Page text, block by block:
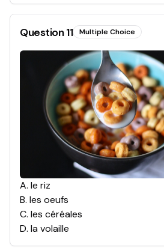
Question11 Multiple Choice
A. le riz
B. les oeufs
C. les céréales
D. la volaille